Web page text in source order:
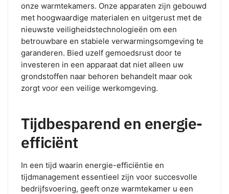
onze warmtekamers. Onze apparaten zijn gebouwd
met hoogwaardige materialen en uitgerust met de
nieuwste veiligheidstechnologieën om een
betrouwbare en stabiele verwarmingsomgeving te
garanderen. Bied uzelf gemoedsrust door te
investeren in een apparaat dat niet alleen uw
grondstoffen naar behoren behandelt maar ook
zorgt voor een veilige werkomgeving.
Tijdbesparend en energie-
efficiënt
In een tijd waarin energie-efficiëntie en
tijdmanagement essentieel zijn voor succesvolle
bedrijfsvoering, geeft onze warmtekamer u een